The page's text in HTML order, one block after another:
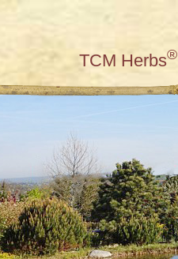
TCM Herbs®